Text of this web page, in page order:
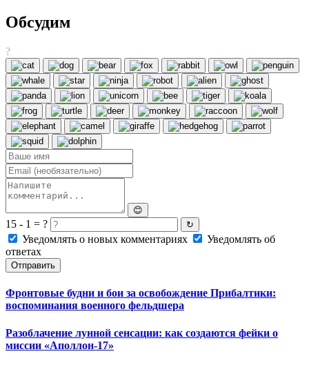
Обсудим
?
😊
15 - 1 = ? ↻
Уведомлять о новых комментариях
Уведомлять об
ответах
Отправить
Фронтовые будни и бои за освобождение Прибалтики:
воспоминания военного фельдшера
Разоблачение лунной сенсации: как создаются фейки о
миссии «Аполлон-17»